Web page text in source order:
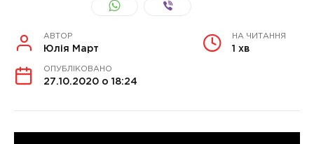
АВТОР
Юлія Март
НА ЧИТАННЯ
1 хв
ОПУБЛІКОВАНО
27.10.2020 о 18:24